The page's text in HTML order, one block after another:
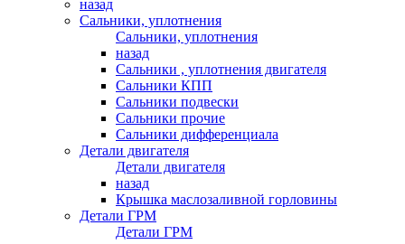
назад
Сальники, уплотнения
Сальники, уплотнения
назад
Сальники , уплотнения двигателя
Сальники КПП
Сальники подвески
Сальники прочие
Сальники дифференциала
Детали двигателя
Детали двигателя
назад
Крышка маслозаливной горловины
Детали ГРМ
Детали ГРМ